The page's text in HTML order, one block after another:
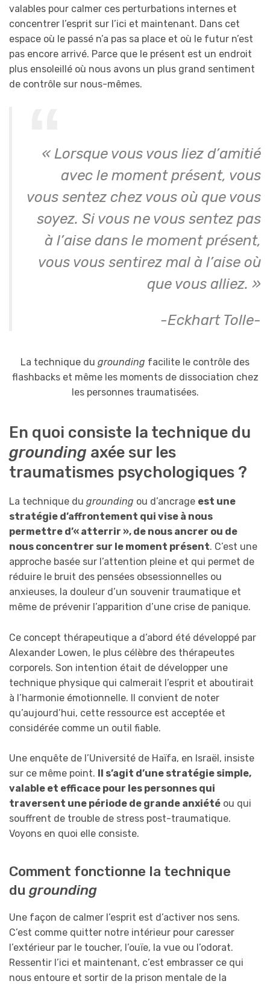
valables pour calmer ces perturbations internes et
concentrer l’esprit sur l’ici et maintenant. Dans cet
espace où le passé n’a pas sa place et où le futur n’est
pas encore arrivé. Parce que le présent est un endroit
plus ensoleillé où nous avons un plus grand sentiment
de contrôle sur nous-mêmes.
« Lorsque vous vous liez d’amitié
avec le moment présent, vous
vous sentez chez vous où que vous
soyez. Si vous ne vous sentez pas
à l’aise dans le moment présent,
vous vous sentirez mal à l’aise où
que vous alliez. »
-Eckhart Tolle-
La technique du grounding facilite le contrôle des
flashbacks et même les moments de dissociation chez
les personnes traumatisées.
En quoi consiste la technique du
grounding axée sur les
traumatismes psychologiques ?
La technique du grounding ou d’ancrage est une
stratégie d’affrontement qui vise à nous
permettre d’« atterrir », de nous ancrer ou de
nous concentrer sur le moment présent. C’est une
approche basée sur l’attention pleine et qui permet de
réduire le bruit des pensées obsessionnelles ou
anxieuses, la douleur d’un souvenir traumatique et
même de prévenir l’apparition d’une crise de panique.
Ce concept thérapeutique a d’abord été développé par
Alexander Lowen, le plus célèbre des thérapeutes
corporels. Son intention était de développer une
technique physique qui calmerait l’esprit et aboutirait
à l’harmonie émotionnelle. Il convient de noter
qu’aujourd’hui, cette ressource est acceptée et
considérée comme un outil fiable.
Une enquête de l’Université de Haïfa, en Israël, insiste
sur ce même point.
Il s’agit d’une stratégie simple,
valable et efficace pour les personnes qui
traversent une période de grande anxiété ou qui
souffrent de trouble de stress post-traumatique.
Voyons en quoi elle consiste.
Comment fonctionne la technique
du grounding
Une façon de calmer l’esprit est d’activer nos sens.
C’est comme quitter notre intérieur pour caresser
l’extérieur par le toucher, l’ouïe, la vue ou l’odorat.
Ressentir l’ici et maintenant, c’est embrasser ce qui
nous entoure et sortir de la prison mentale de la